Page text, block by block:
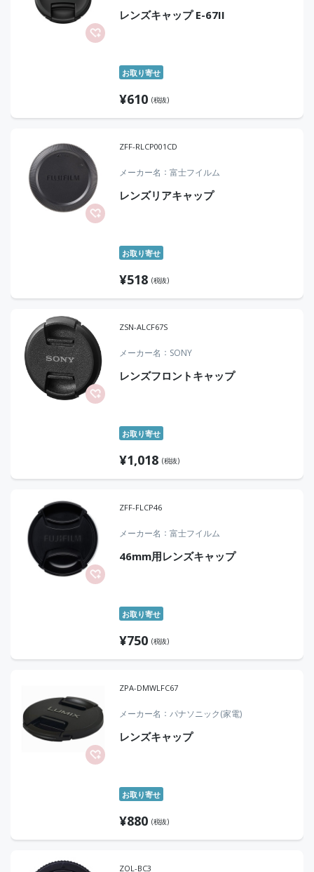
レンズキャップ E-67II
お取り寄せ
¥610 (税抜)
ZFF-RLCP001CD
メーカー名 富士フイルム
レンズリアキャップ
お取り寄せ
¥518 (税抜)
ZSN-ALCF67S
メーカー名 SONY
レンズフロントキャップ
お取り寄せ
¥1,018 (税抜)
ZFF-FLCP46
メーカー名 富士フイルム
46mm用レンズキャップ
お取り寄せ
¥750 (税抜)
ZPA-DMWLFC67
メーカー名 パナソニック(家電)
レンズキャップ
お取り寄せ
¥880 (税抜)
ZOL-BC3